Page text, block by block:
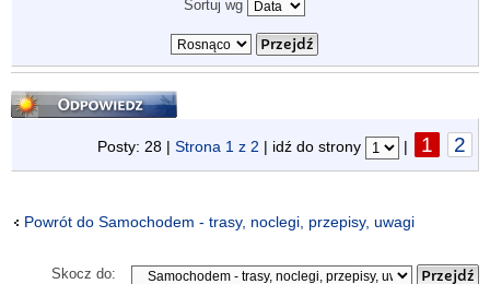
Sortuj wg
Odpowiedz
Posty: 28 | Strona 1 z 2 | idź do strony | 1 2
Powrót do Samochodem - trasy, noclegi, przepisy, uwagi
Skocz do: